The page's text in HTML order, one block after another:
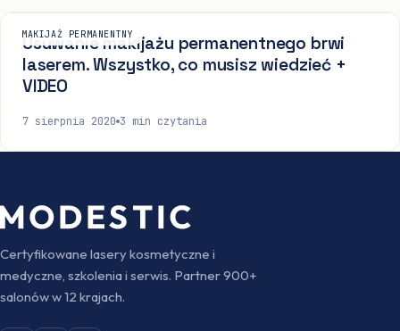
MAKIJAŻ PERMANENTNY
Usuwanie makijażu permanentnego brwi
laserem. Wszystko, co musisz wiedzieć +
VIDEO
7 sierpnia 2020 3 min czytania
Certyfikowane lasery kosmetyczne i
medyczne, szkolenia i serwis. Partner 900+
salonów w 12 krajach.